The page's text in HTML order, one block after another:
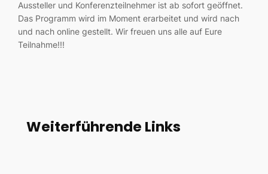
Aussteller und Konferenzteilnehmer ist ab sofort geöffnet.
Das Programm wird im Moment erarbeitet und wird nach
und nach online gestellt. Wir freuen uns alle auf Eure
Teilnahme!!!
Weiterführende Links